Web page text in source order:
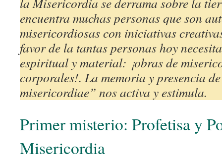
encuentra muchas personas que son
misericordiosas con iniciativas
favor de la tantas personas hoy
espiritual y material: ¡obras de
corporales!. La memoria y presencia
misericordiae” nos activa y estimula.
Primer misterio: Profetisa y
Misericordia